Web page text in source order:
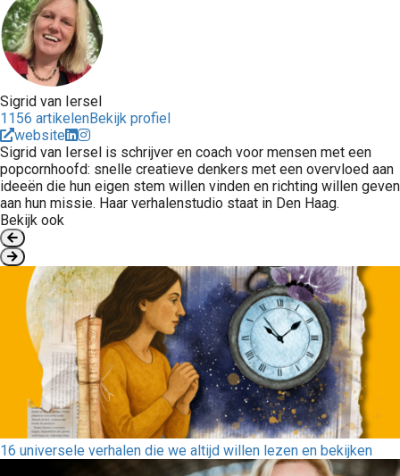
Sigrid van Iersel
1156 artikelenBekijk profiel
website
Sigrid van Iersel is schrijver en coach voor mensen met een
popcornhoofd: snelle creatieve denkers met een overvloed aan
ideeën die hun eigen stem willen vinden en richting willen geven
aan hun missie. Haar verhalenstudio staat in Den Haag.
Bekijk ook
16 universele verhalen die we altijd willen lezen en bekijken